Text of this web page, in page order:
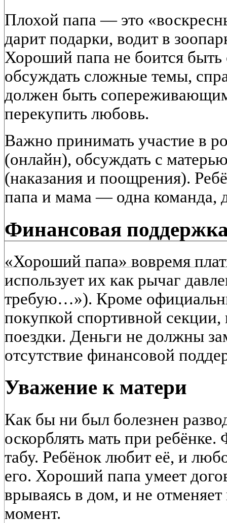
Плохой папа — это
дарит подарки, водит в
Хороший папа не боится
обсуждать сложные темы,
должен быть
перекупить любовь.
Важно принимать участие в
(онлайн), обсуждать с
(наказания и поощрения).
папа и мама — одна команда,
Финансовая
«Хороший папа» вовремя
использует их как рычаг
требую…»). Кроме
покупкой спортивной секции,
поездки. Деньги не должны
отсутствие финансовой
Уважение к матери
Как бы ни был болезнен
оскорблять мать при
табу. Ребёнок любит её, и
его. Хороший папа умеет
врываясь в дом, и не
момент.